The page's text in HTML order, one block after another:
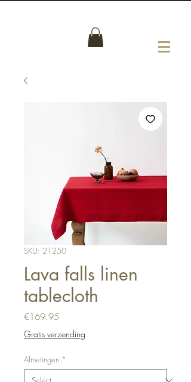
SKU: 21250
Lava falls linen
tablecloth
€169.95
Gratis verzending
Afmetingen *